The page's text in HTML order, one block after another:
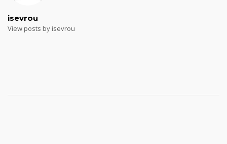
isevrou
View posts by isevrou